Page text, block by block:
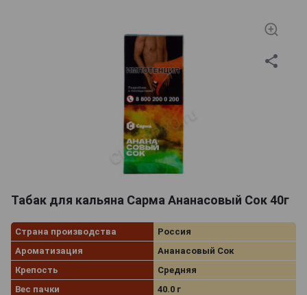
Табак для кальяна Сарма Ананасовый Сок 40г
Страна производства
Россия
Ароматизация
Ананасовый Сок
Крепость
Средняя
Вес пачки
40.0 г